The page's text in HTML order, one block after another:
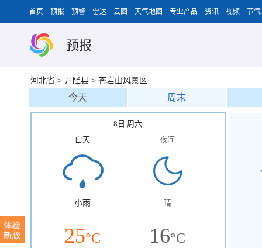
首页 预报 预警 雷达 云图 天气地图 专业产品 资讯 视频 节气
预报
河北省 > 井陉县 > 苍岩山风景区
今天 周末
8日 周六
白天
小雨
25°C
夜间
晴
16°C